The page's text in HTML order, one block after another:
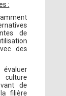
:
de
des
de
filière